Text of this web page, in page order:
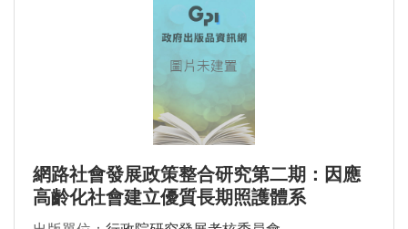
網路社會發展政策整合研究第二期：因應
高齡化社會建立優質長期照護體系